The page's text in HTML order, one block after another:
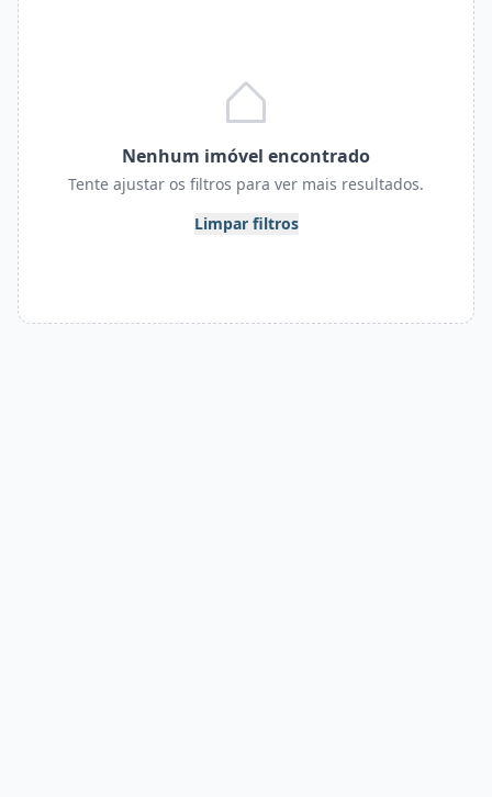
Nenhum imóvel encontrado
Tente ajustar os filtros para ver mais resultados.
Limpar filtros